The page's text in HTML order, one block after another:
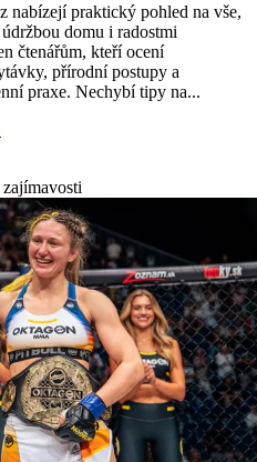
nabízejí praktický pohled na vše,
domu i radostmi
čtenářům, kteří ocení
přírodní postupy a
praxe. Nechybí tipy na...